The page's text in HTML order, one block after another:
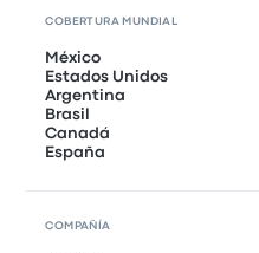
COBERTURA MUNDIAL
México
Estados Unidos
Argentina
Brasil
Canadá
España
COMPAÑÍA